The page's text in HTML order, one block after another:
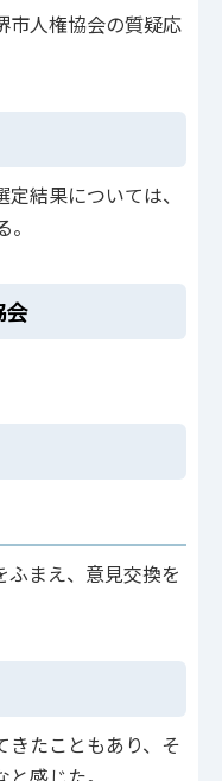
市人権協会の質疑応
結果については、
ふまえ、意見交換を
きたこともあり、そ